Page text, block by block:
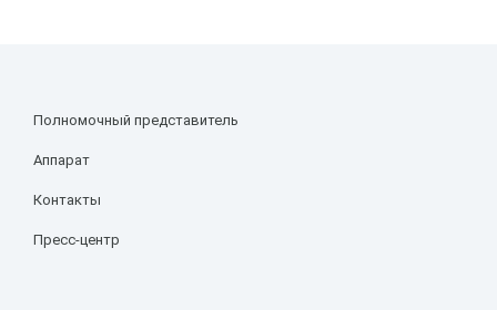
Полномочный представитель
Аппарат
Контакты
Пресс-центр